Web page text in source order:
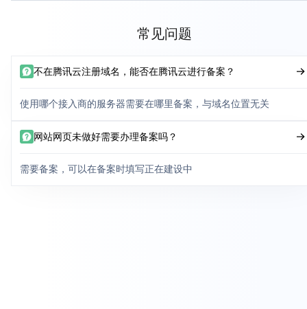
常见问题
不在腾讯云注册域名，能否在腾讯云进行备案？
使用哪个接入商的服务器需要在哪里备案，与域名位置无关
网站网页未做好需要办理备案吗？
需要备案，可以在备案时填写正在建设中